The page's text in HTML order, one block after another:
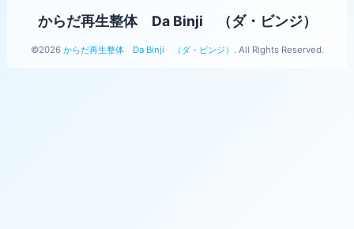
からだ再生整体 Da Binji （ダ・ビンジ）
©2026 からだ再生整体 Da Binji （ダ・ビンジ） . All Rights Reserved.